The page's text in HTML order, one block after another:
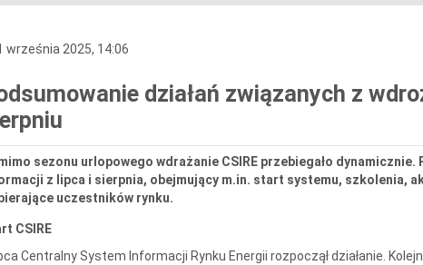
września 2025, 14:06
działań związanych z
sezonu urlopowego wdrażanie CSIRE przebiegało
z lipca i sierpnia, obejmujący m.in. start systemu, szkolenia,
uczestników rynku.
CSIRE
Centralny System Informacji Rynku Energii rozpoczął działanie.